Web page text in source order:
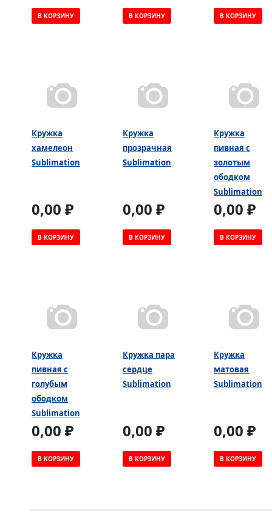
В КОРЗИНУ В КОРЗИНУ В КОРЗИНУ
Кружка
хамелеон
Sublimation
0,00 ₽
В КОРЗИНУ
Кружка
прозрачная
Sublimation
0,00 ₽
В КОРЗИНУ
Кружка
пивная с
золотым
ободком
Sublimation
0,00 ₽
В КОРЗИНУ
Кружка
пивная с
голубым
ободком
Sublimation
0,00 ₽
В КОРЗИНУ
Кружка пара
сердце
Sublimation
0,00 ₽
В КОРЗИНУ
Кружка
матовая
Sublimation
0,00 ₽
В КОРЗИНУ